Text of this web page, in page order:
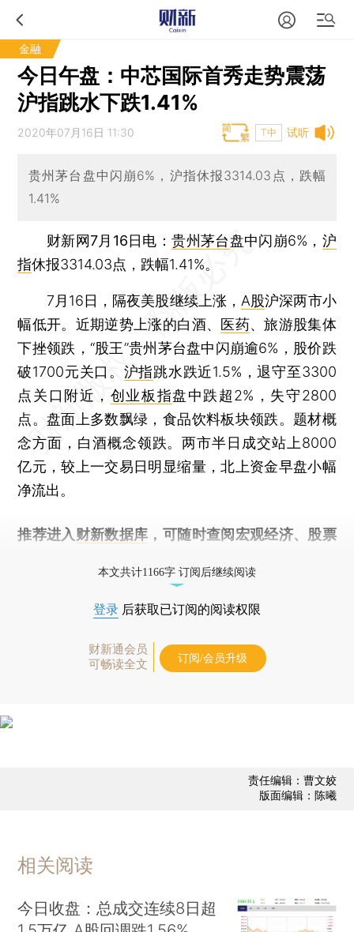
金融
今日午盘：中芯国际首秀走势震荡
沪指跳水下跌1.41%
试听
2020年07月16日 11:30 T中
贵州茅台盘中闪崩6%，沪指休报3314.03点，跌幅
1.41%
财新网7月16日电 ：贵州茅台盘中闪崩6%， 沪
指休报3314.03点，跌幅1.41%。
7月16日，隔夜美股继续上涨， A股沪深两市小
幅低开。近期逆势上涨的白酒、 医药、旅游股集体
下挫领跌，“股王”贵州茅台盘中闪崩逾6%，股价跌
破1700元关口。 沪指跳水跌近1.5%，退守至3300
点关口附近， 创业板指盘中跌超2%，失守2800
点。盘面上多数飘绿，食品饮料板块领跌。题材概
念方面，白酒概念领跌。两市半日成交站上8000
亿元，较上一交易日明显缩量，北上资金早盘小幅
净流出。
推荐进入 财新数据库 ，可随时查阅宏观经济、股票
本文共计1166字 订阅后继续阅读
登录 后获取已订阅的阅读权限
财新通会员
可畅读全文
订阅/会员升级
责任编辑：曹文姣
版面编辑：陈曦
相关阅读
今日收盘：总成交连续8日超